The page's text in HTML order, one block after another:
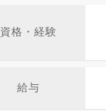
資格・経験
給与